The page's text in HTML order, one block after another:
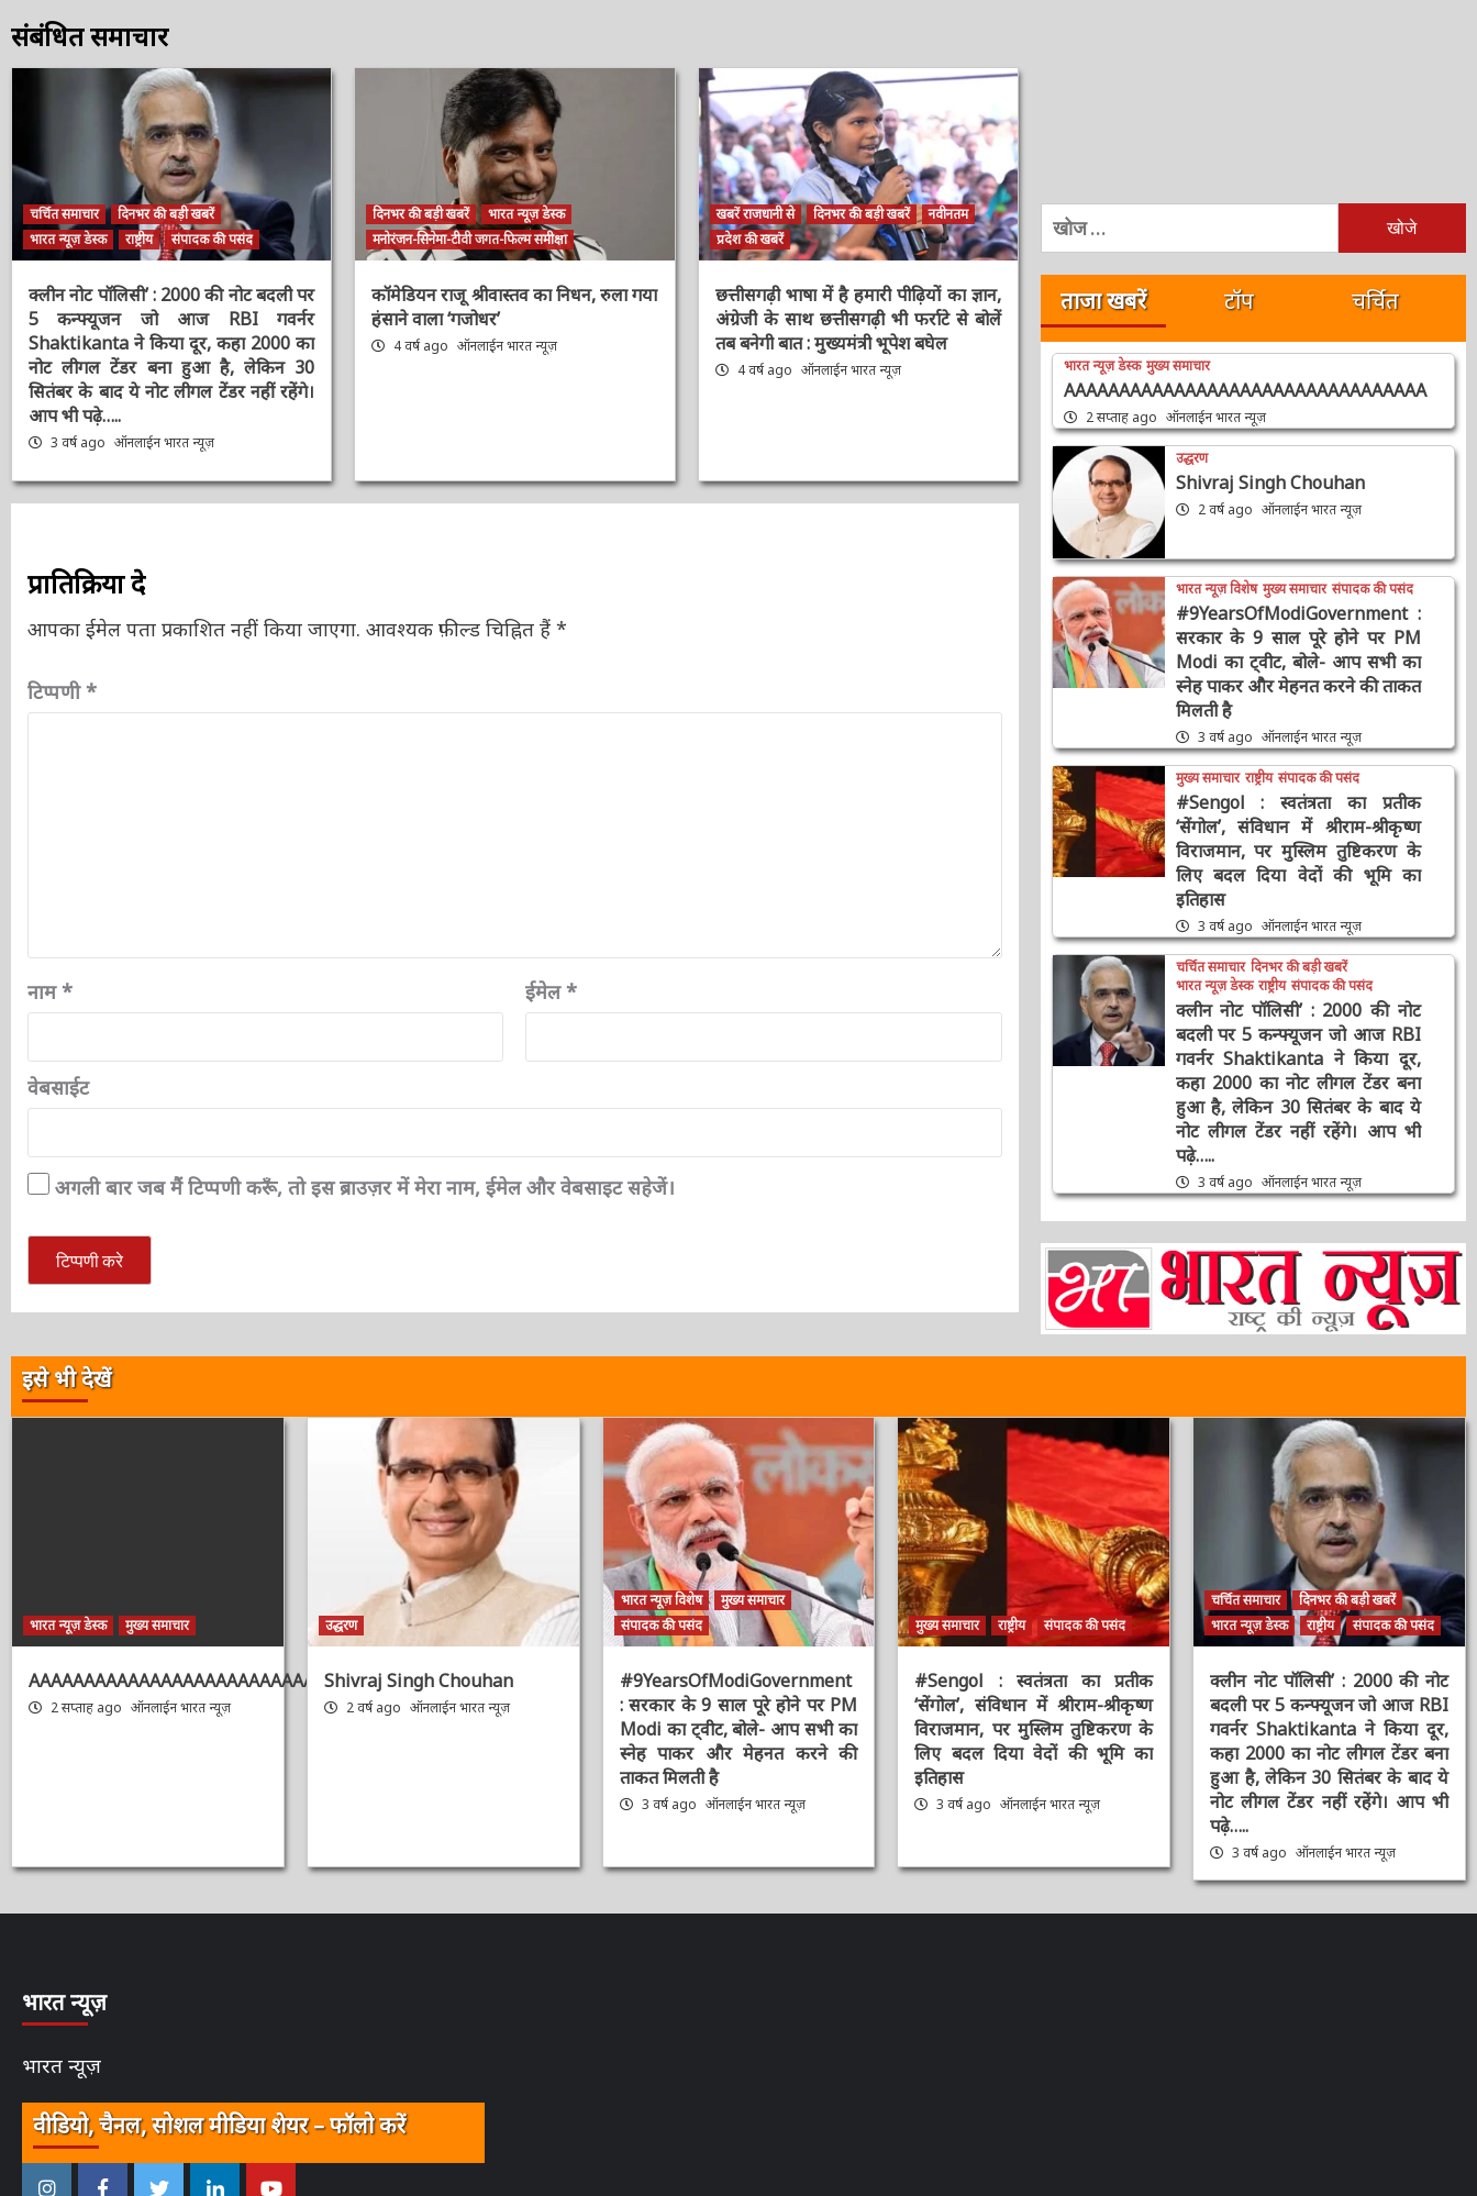
संबंधित समाचार
चर्चित समाचार
दिनभर की बड़ी खबरें
भारत न्यूज़ डेस्क
राष्ट्रीय संपादक की पसंद
क्लीन नोट पॉलिसी’ : 2000 की नोट बदली
पर 5 कन्फ्यूजन जो आज RBI गवर्नर
Shaktikanta ने किया दूर, कहा 2000 का
नोट लीगल टेंडर बना हुआ है, लेकिन 30
सितंबर के बाद ये नोट लीगल टेंडर नहीं रहेंगे।
आप भी पढ़े…..
3 वर्ष ago ऑनलाईन भारत न्यूज़
दिनभर की बड़ी खबरें
भारत न्यूज़ डेस्क
मनोरंजन-सिनेमा-टीवी जगत-फिल्म समीक्षा
कॉमेडियन राजू श्रीवास्तव का निधन, रुला
गया हंसाने वाला ‘गजोधर’
4 वर्ष ago ऑनलाईन भारत न्यूज़
खबरें राजधानी से दिनभर की बड़ी खबरें
नवीनतम
प्रदेश की खबरें
छत्तीसगढ़ी भाषा में है हमारी पीढ़ियों का ज्ञान,
अंग्रेजी के साथ छत्तीसगढ़ी भी फर्राटे से बोलें
तब बनेगी बात : मुख्यमंत्री भूपेश बघेल
4 वर्ष ago ऑनलाईन भारत न्यूज़
प्रातिक्रिया दे
आपका ईमेल पता प्रकाशित नहीं किया जाएगा. आवश्यक फ़ील्ड चिह्नित हैं *
टिप्पणी*
नाम* ईमेल*
वेबसाईट
अगली बार जब मैं टिप्पणी करूँ, तो इस ब्राउज़र में मेरा नाम, ईमेल और वेबसाइट सहेजें।
खोजें:
ताजा खबरें टॉप चर्चित
भारत न्यूज़ डेस्क मुख्य समाचार
AAAAAAAAAAAAAAAAAAAAAAAAAAAAAAAAA
2 सप्ताह ago ऑनलाईन भारत न्यूज़
उद्धरण
Shivraj Singh Chouhan
2 वर्ष ago ऑनलाईन भारत न्यूज़
भारत न्यूज़ विशेष मुख्य समाचार
संपादक की पसंद
#9YearsOfModiGovernment :
सरकार के 9 साल पूरे होने पर PM
Modi का ट्वीट, बोले- आप सभी का
स्नेह पाकर और मेहनत करने की
ताकत मिलती है
3 वर्ष ago ऑनलाईन भारत न्यूज़
मुख्य समाचार राष्ट्रीय संपादक की पसंद
#Sengol : स्वतंत्रता का प्रतीक
‘सेंगोल’, संविधान में श्रीराम-श्रीकृष्ण
विराजमान, पर मुस्लिम तुष्टिकरण के
लिए बदल दिया वेदों की भूमि का
इतिहास
3 वर्ष ago ऑनलाईन भारत न्यूज़
चर्चित समाचार दिनभर की बड़ी खबरें
भारत न्यूज़ डेस्क राष्ट्रीय संपादक की पसंद
क्लीन नोट पॉलिसी’ : 2000 की नोट
बदली पर 5 कन्फ्यूजन जो आज RBI
गवर्नर Shaktikanta ने किया दूर,
कहा 2000 का नोट लीगल टेंडर बना
हुआ है, लेकिन 30 सितंबर के बाद ये
नोट लीगल टेंडर नहीं रहेंगे। आप भी
पढ़े…..
3 वर्ष ago ऑनलाईन भारत न्यूज़
इसे भी देखें
भारत न्यूज़ डेस्क मुख्य समाचार
AAAAAAAAAAAAAAAAAAAAAAAAAAAAAAAAA
2 सप्ताह ago ऑनलाईन भारत न्यूज़
उद्धरण
Shivraj Singh Chouhan
2 वर्ष ago ऑनलाईन भारत न्यूज़
भारत न्यूज़ विशेष
मुख्य समाचार
संपादक की पसंद
#9YearsOfModiGovernment
: सरकार के 9 साल पूरे होने पर PM
Modi का ट्वीट, बोले- आप सभी का
स्नेह पाकर और मेहनत करने की
ताकत मिलती है
3 वर्ष ago ऑनलाईन भारत न्यूज़
मुख्य समाचार राष्ट्रीय संपादक की पसंद
#Sengol : स्वतंत्रता का प्रतीक
‘सेंगोल’, संविधान में श्रीराम-श्रीकृष्ण
विराजमान, पर मुस्लिम तुष्टिकरण के
लिए बदल दिया वेदों की भूमि का
इतिहास
3 वर्ष ago ऑनलाईन भारत न्यूज़
चर्चित समाचार
दिनभर की बड़ी खबरें
भारत न्यूज़ डेस्क
राष्ट्रीय संपादक की पसंद
क्लीन नोट पॉलिसी’ : 2000 की नोट
बदली पर 5 कन्फ्यूजन जो आज RBI
गवर्नर Shaktikanta ने किया दूर,
कहा 2000 का नोट लीगल टेंडर बना
हुआ है, लेकिन 30 सितंबर के बाद ये
नोट लीगल टेंडर नहीं रहेंगे। आप भी
पढ़े…..
3 वर्ष ago ऑनलाईन भारत न्यूज़
भारत न्यूज़
भारत न्यूज़
वीडियो, चैनल, सोशल मीडिया शेयर – फॉलो करें